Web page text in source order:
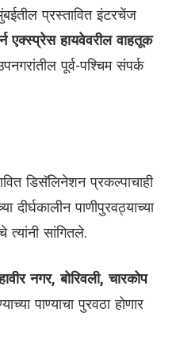
प्रस्तावित इंटरचेंज
एक्स्प्रेस हायवेवरील वाहतूक
पूर्व-पश्चिम संपर्क
डिसॅलिनेशन प्रकल्पाचाही
पाणीपुरवठ्याच्या
त्यांनी सांगितले.
नगर, बोरिवली, चारकोप
पाण्याचा पुरवठा होणार